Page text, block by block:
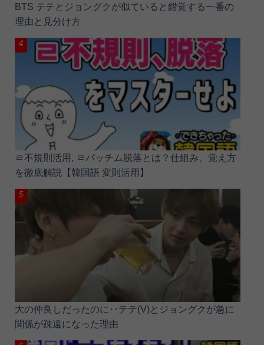
BTS テテとジョングクが似ていると錯覚する一番の
理由と見分け方
ㄹ不規則活用, ㄹパッチム脱落とは？仕組み、覚え方
を徹底解説【韓国語 変則活用】
大の仲良しだったのに‥テテ(V)とジョングクが急に
関係が疎遠になった理由